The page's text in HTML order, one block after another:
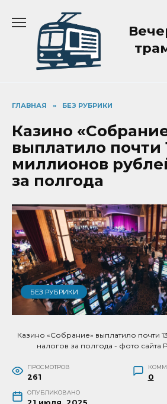
содержанию
ГЛАВНАЯ » БЕЗ РУБРИКИ
Казино
выплатило почти
миллионов
за полгода
БЕЗ РУБРИКИ
Казино «Собрание» выплатило почти
налогов за полгода - фото сайта
ПРОСМОТРОВ
261 0
ОПУБЛИКОВАНО